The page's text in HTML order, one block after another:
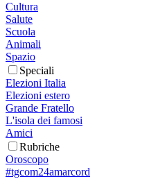
Cultura
Salute
Scuola
Animali
Spazio
Speciali
Elezioni Italia
Elezioni estero
Grande Fratello
L'isola dei famosi
Amici
Rubriche
Oroscopo
#tgcom24amarcord